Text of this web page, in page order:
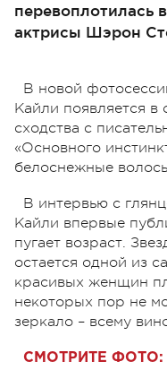
перевоплотилась
актрисы Шэрон
В новой
Кайли появляется в
сходства с
«Основного
белоснежные
В интервью с
Кайли впервые
пугает возраст.
остается одной из
красивых женщин
некоторых пор не
зеркало – всему
СМОТРИТЕ ФОТО: